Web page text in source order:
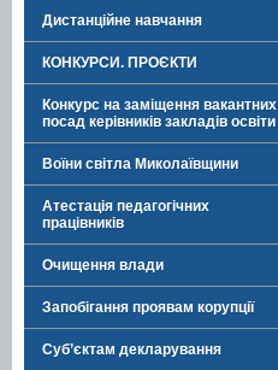
Дистанційне навчання
КОНКУРСИ. ПРОЄКТИ
Конкурс на заміщення вакантних
посад керівників закладів освіти
Воїни світла Миколаївщини
Атестація педагогічних
працівників
Очищення влади
Запобігання проявам корупції
Суб’єктам декларування